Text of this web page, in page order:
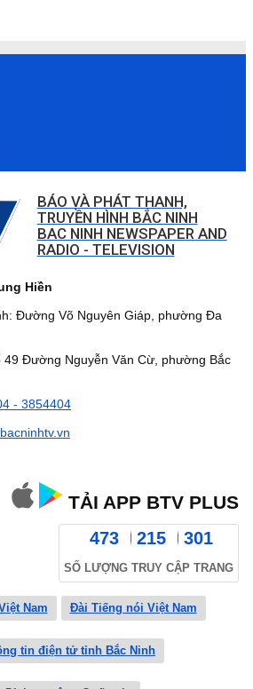
BÁO VÀ PHÁT THANH,
TRUYỀN HÌNH BẮC NINH
BAC NINH NEWSPAPER AND
RADIO - TELEVISION
Hiền
Đường Võ Nguyên Giáp, phường Đa
Nguyễn Văn Cừ, phường Bắc
- 3854404
TẢI APP BTV PLUS
473 215 301
SỐ LƯỢNG TRUY CẬP TRANG
Nam Đài Tiếng nói Việt Nam
tin điện tử tỉnh Bắc Ninh